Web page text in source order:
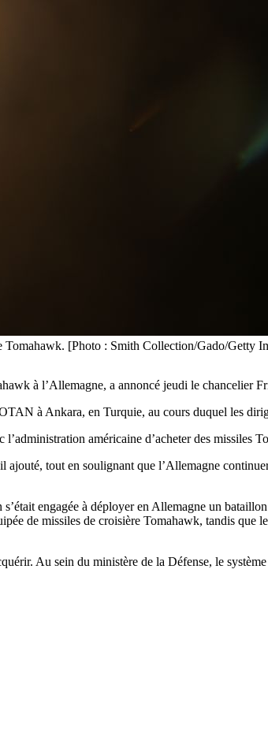
[Photo : Smith Collection/Gado/Getty
à l’Allemagne, a annoncé jeudi le chancelier
à Ankara, en Turquie, au cours duquel les
américaine d’acheter des missiles
tout en soulignant que l’Allemagne
engagée à déployer en Allemagne un
de missiles de croisière Tomahawk, tandis que
Au sein du ministère de la Défense, le